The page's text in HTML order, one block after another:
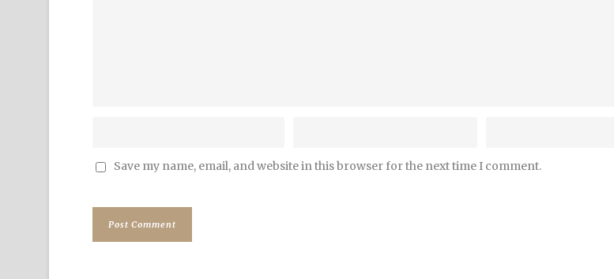
Save my name, email, and website in this browser for the next time I comment.